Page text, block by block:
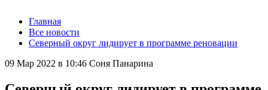
Главная
Все новости
Северный округ лидирует в программе реновации
09 Мар 2022 в 10:46 Соня Панарина